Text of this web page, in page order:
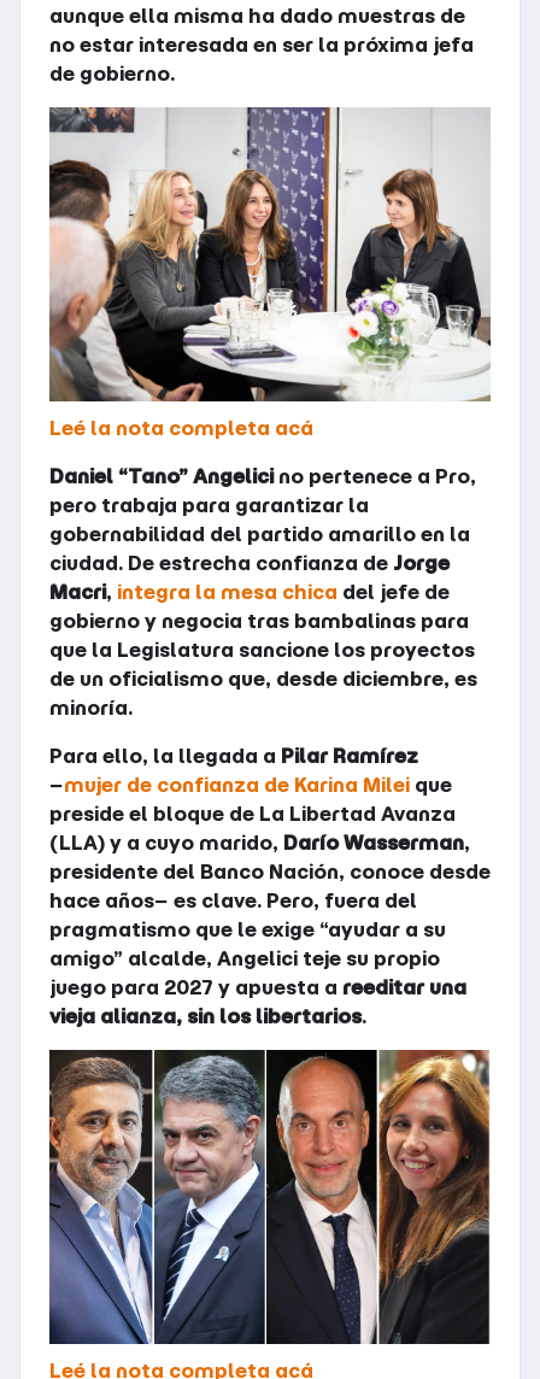
aunque ella misma ha dado muestras de
no estar interesada en ser la próxima jefa
de gobierno.
Leé la nota completa acá
Daniel “Tano” Angelicino pertenece a Pro,
pero trabaja para garantizar la
gobernabilidad del partido amarillo en la
ciudad. De estrecha confianza de Jorge
Macri, integra la mesa chica del jefe de
gobierno y negocia tras bambalinas para
que la Legislatura sancione los proyectos
de un oficialismo que, desde diciembre, es
minoría.
Para ello, la llegada a Pilar Ramírez
−mujer de confianza de Karina Milei que
preside el bloque de La Libertad Avanza
(LLA) y a cuyo marido, Darío Wasserman,
presidente del Banco Nación, conoce desde
hace años− es clave. Pero, fuera del
pragmatismo que le exige “ayudar a su
amigo” alcalde, Angelici teje su propio
juego para 2027 y apuesta a reeditar una
vieja alianza, sin los libertarios.
Leé la nota completa acá